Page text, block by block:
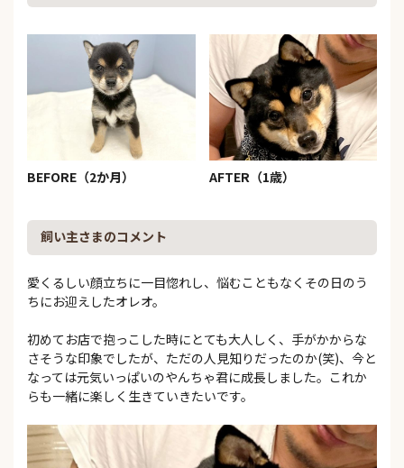
BEFORE（2か月） AFTER（1歳）
飼い主さまのコメント
愛くるしい顔立ちに一目惚れし、悩むこともなくその日のう
ちにお迎えしたオレオ。
初めてお店で抱っこした時にとても大人しく、手がかからな
さそうな印象でしたが、ただの人見知りだったのか(笑)、今と
なっては元気いっぱいのやんちゃ君に成長しました。これか
らも一緒に楽しく生きていきたいです。